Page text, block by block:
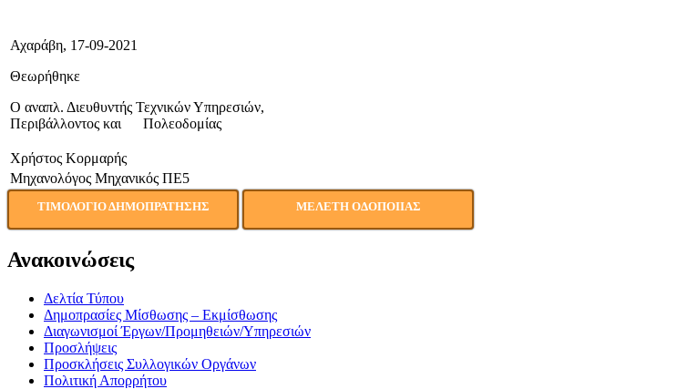
Αχαράβη, 17-09-2021
Θεωρήθηκε
Ο αναπλ. Διευθυντής Τεχνικών Υπηρεσιών,
Περιβάλλοντος και Πολεοδομίας
Χρήστος Κορμαρής
Μηχανολόγος Μηχανικός ΠΕ5
ΤΙΜΟΛΟΓΙΟ ΔΗΜΟΠΡΑΤΗΣΗΣ ΜΕΛΕΤΗ ΟΔΟΠΟΙΙΑΣ
Ανακοινώσεις
Δελτία Τύπου
Δημοπρασίες Μίσθωσης – Εκμίσθωσης
Διαγωνισμοί Έργων/Προμηθειών/Υπηρεσιών
Προσλήψεις
Προσκλήσεις Συλλογικών Οργάνων
Πολιτική Απορρήτου